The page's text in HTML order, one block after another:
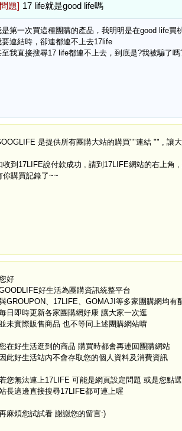
題] 17 life就是good life嗎
是第一次買這種團購的產品，我明明是在good life
要連結時，卻連都連不上去17life
至我直接搜尋17 life都連不上去，到底是?我被騙了嗎
是提供所有團購大站的購買""連結 "" , 讓
收到17LIFE說付款成功 , 請到17LIFE網站的右上角
你購買記錄了~~
好
好生活為團購資訊統整平台
GROUPON、17LIFE、GOMAJI等多家團購網均有
日即時更新各家團購網好康 讓大家一次逛
未實際販售商品 也不等同上述團購網站唷
在好生活逛到的商品 購買時都會再連回團購網站
因此好生活站內不會存取您的個人資料及消費資訊
您無法連上17LIFE 可能是網頁設定問題 或是您點
長這邊直接搜尋17LIFE都可連上喔
麻煩您試試看 謝謝您的留言:)